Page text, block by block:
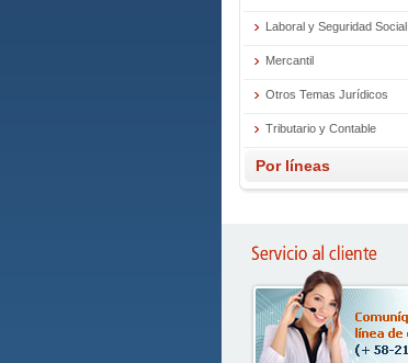
Laboral y Seguridad Social
Mercantil
Otros Temas Jurídicos
Tributario y Contable
Por líneas